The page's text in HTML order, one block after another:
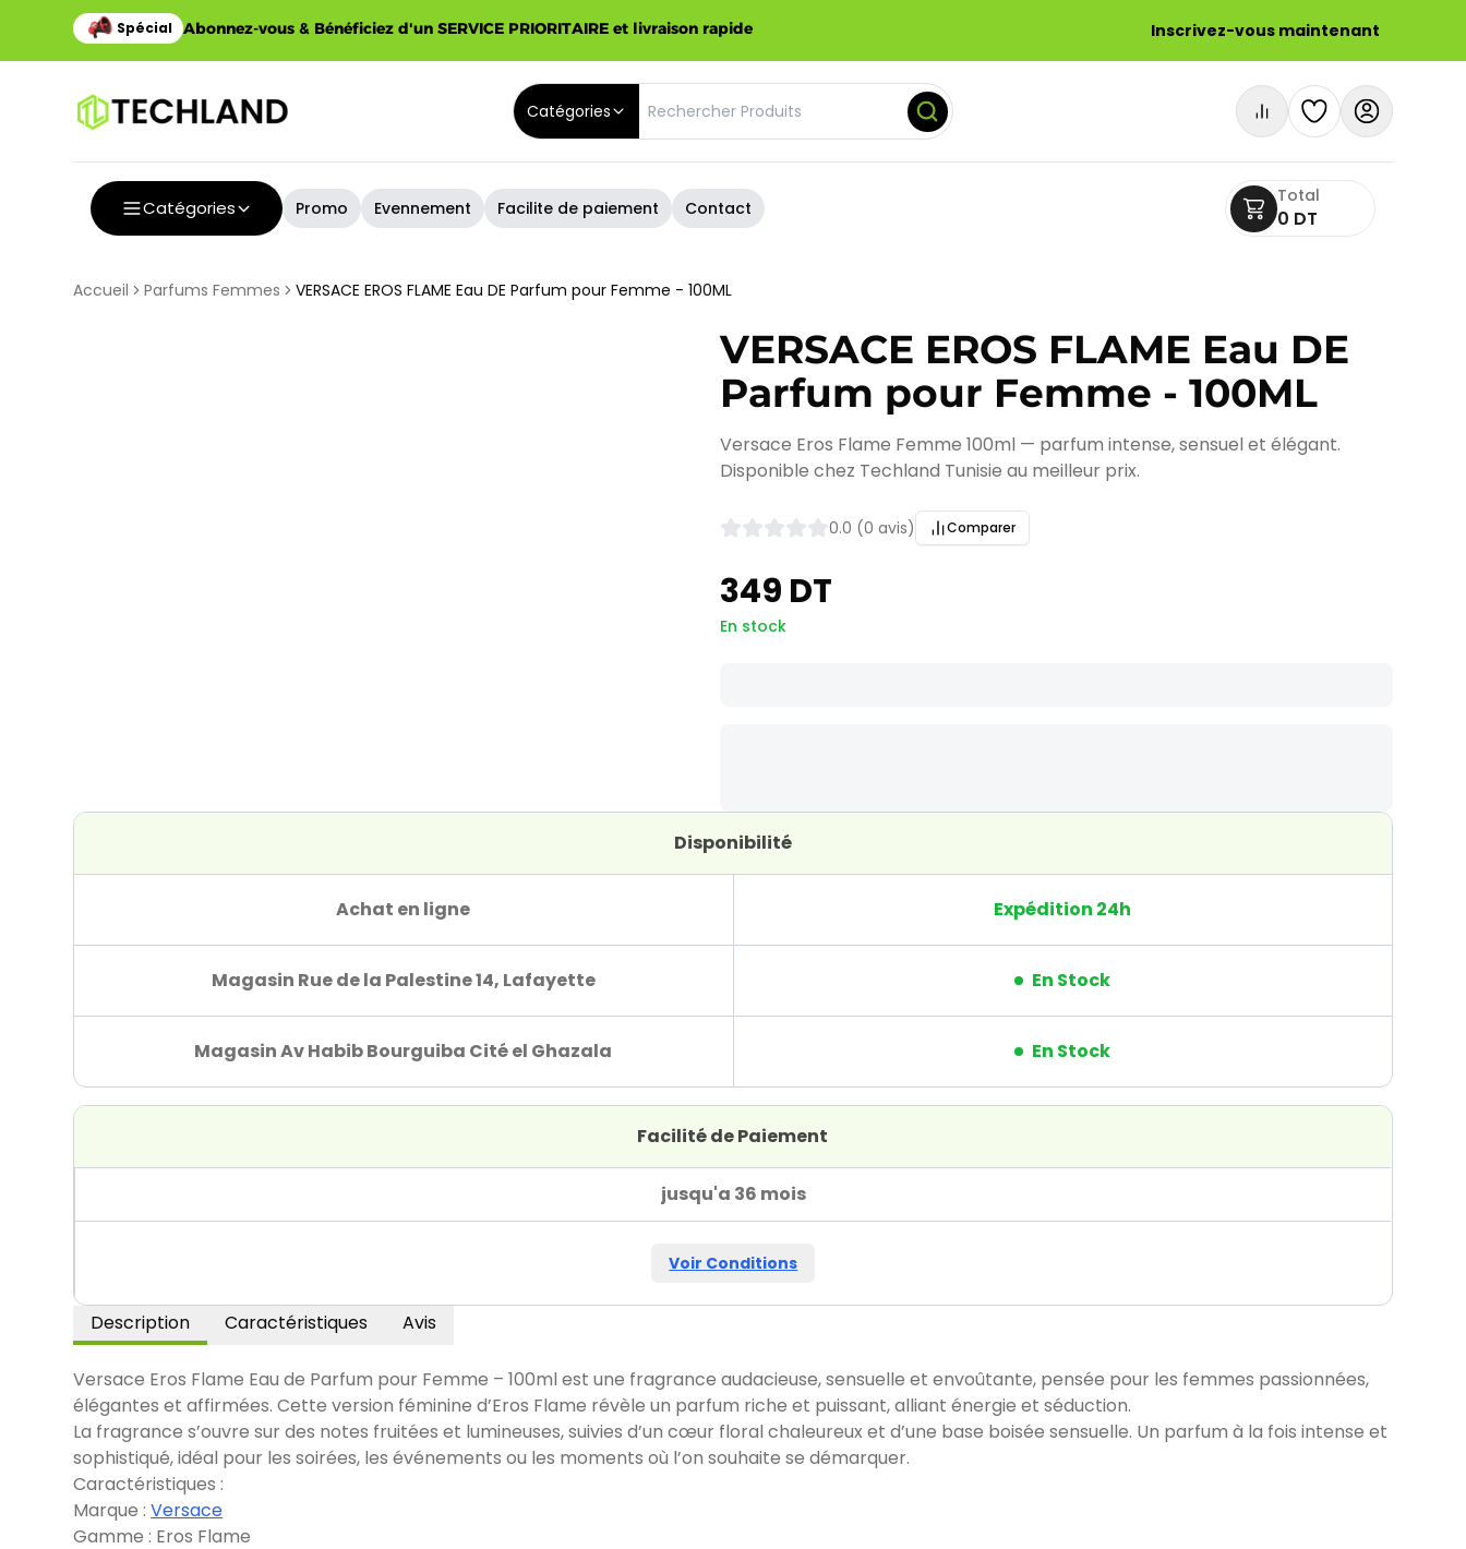
Abonnez-vous & Bénéficiez d'un SERVICE PRIORITAIRE et livraison rapide Inscrivez-vous maintenant
Catégories
Catégories Promo Evennement Facilite de paiement Contact
Total
0 DT
Accueil Parfums Femmes VERSACE EROS FLAME Eau DE Parfum pour Femme - 100ML
VERSACE EROS FLAME Eau DE
Parfum pour Femme - 100ML
Versace Eros Flame Femme 100ml — parfum intense, sensuel et élégant.
Disponible chez Techland Tunisie au meilleur prix.
0.0 (0 avis) Comparer
349 DT
En stock
Disponibilité
Achat en ligne Expédition 24h
Magasin Rue de la Palestine 14, Lafayette En Stock
Magasin Av Habib Bourguiba Cité el Ghazala En Stock
Facilité de Paiement
jusqu'a 36 mois
Voir Conditions
Description Caractéristiques Avis
Versace Eros Flame Eau de Parfum pour Femme – 100ml est une fragrance audacieuse, sensuelle et envoûtante, pensée pour les femmes passionnées,
élégantes et affirmées. Cette version féminine d’Eros Flame révèle un parfum riche et puissant, alliant énergie et séduction.
La fragrance s’ouvre sur des notes fruitées et lumineuses, suivies d’un cœur floral chaleureux et d’une base boisée sensuelle. Un parfum à la fois intense et
sophistiqué, idéal pour les soirées, les événements ou les moments où l’on souhaite se démarquer.
Caractéristiques :
Marque :Versace
Gamme : Eros Flame